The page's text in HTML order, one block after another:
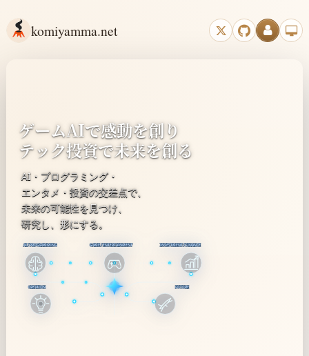
komiyamma.net
ゲームAIで感動を創り
テック投資で未来を創る
AI・プログラミング・
エンタメ・投資の交差点で、
未来の可能性を見つけ、
研究し、形にする。
AI / PROGRAMMING GAME / ENTERTAINMENT INVESTMENT / FINANCE
CREATION FUTURE